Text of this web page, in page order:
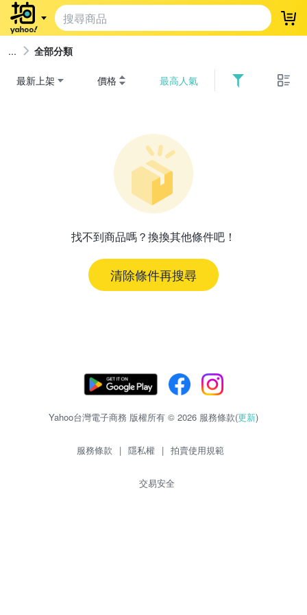
登
全部分類
最新上架 價格 最高人氣
找不到商品嗎？換換其他條件吧！
清除條件再搜尋
Yahoo台灣電子商務 版權所有 © 2026 服務條款(更新)
服務條款 | 隱私權 | 拍賣使用規範
交易安全